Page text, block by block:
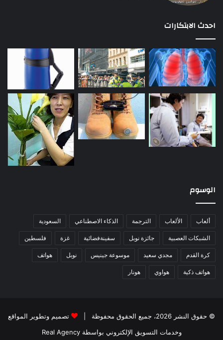
احدث الابتكارات
الوسوم
ألعاب الألعاب الترجمة الذكاء الاصطناعي السعودية
الشبكات العصبية جائزة نوبل سفينةفضائية غزة فلسطين
كرة القدم مجدي سعيد موسوعة جينيس نوبل هواتف
هواتف ذكية هواوي هونار
© حقوق النشر 2026، جميع الحقوق محفوظة |
تصميم وتطوير المواقع
وخدمات التسويق الإلكتروني بواسطة Real Agency